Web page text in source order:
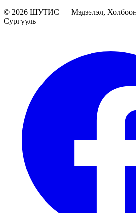
© 2026 ШУТИС — Мэдээлэл,
Сургууль